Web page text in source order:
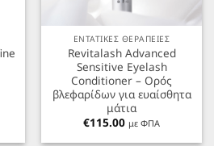
ΕΝΤΑΤΙΚΕΣ ΘΕΡΑΠΕΙΕΣ
Revitalash Advanced
Sensitive Eyelash
Conditioner – Ορός
βλεφαρίδων για ευαίσθητα
μάτια
€115.00 με ΦΠΑ